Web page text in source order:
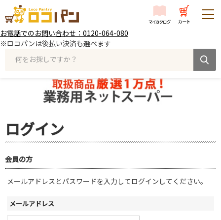
お電話でのお問い合わせ：0120-064-080
※ロコパンは後払い決済も選べます
何をお探しですか？
ログイン
会員の方
メールアドレスとパスワードを入力してログインしてください。
メールアドレス